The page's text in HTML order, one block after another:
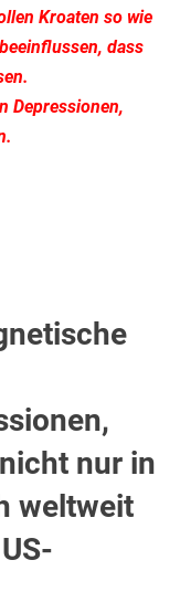
Kroaten so wie
dass
Depressionen,
nur in
weltweit